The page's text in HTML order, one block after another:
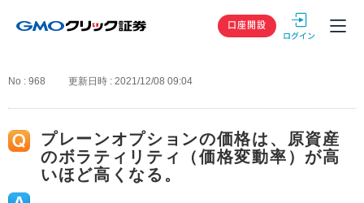
GMOクリック
口座開設
No : 968 更新日時 : 2021/12/08 09:04
プレーンオプションの価格は、原資産
のボラティリティ（価格変動率）が高
いほど高くなる。